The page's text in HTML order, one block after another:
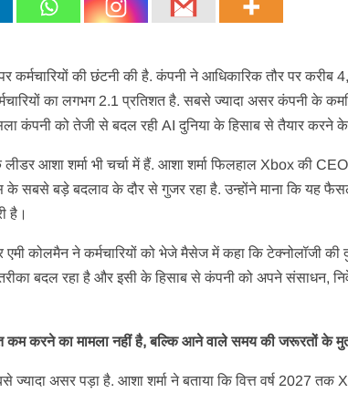
कर्मचारियों की छंटनी की है. कंपनी ने आधिकारिक तौर पर करीब
का लगभग 2.1 प्रतिशत है. सबसे ज्यादा असर कंपनी के
कंपनी को तेजी से बदल रही AI दुनिया के हिसाब से तैयार करने के
आशा शर्मा भी चर्चा में हैं. आशा शर्मा फिलहाल Xbox की
सबसे बड़े बदलाव के दौर से गुजर रहा है. उन्होंने माना कि यह
है।
कोलमैन ने कर्मचारियों को भेजे मैसेज में कहा कि टेक्नोलॉजी की
बदल रहा है और इसी के हिसाब से कंपनी को अपने संसाधन,
कम करने का मामला नहीं है, बल्कि आने वाले समय की जरूरतों के
असर पड़ा है. आशा शर्मा ने बताया कि वित्त वर्ष 2027 तक